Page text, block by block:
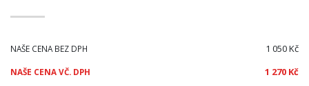
NAŠE CENA BEZ DPH 1 050 Kč
NAŠE CENA VČ. DPH 1 270 Kč